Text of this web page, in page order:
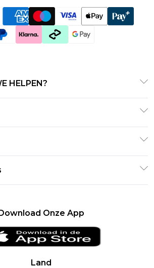
HELPEN?
januari 2026
- UNiDAYS
- Student Beans
Land
Onze App